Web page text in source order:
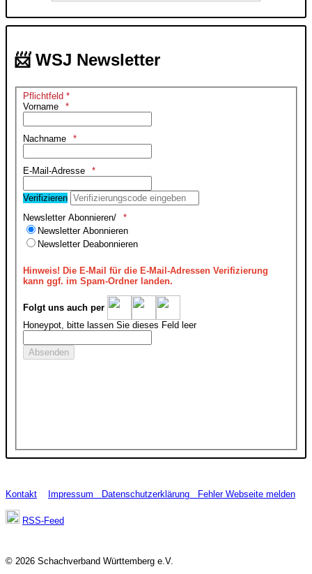
📨 WSJ Newsletter
Pflichtfeld *
Vorname
Nachname
E-Mail-Adresse
Verifizieren
Newsletter Abonnieren/
Newsletter Abonnieren
Newsletter Deabonnieren
Hinweis! Die E-Mail für die E-Mail-Adressen Verifizierung
kann ggf. im Spam-Ordner landen.
Folgt uns auch per
Honeypot, bitte lassen Sie dieses Feld leer
Kontakt Impressum Datenschutzerklärung Fehler Webseite melden
RSS-Feed
© 2026 Schachverband Württemberg e.V.